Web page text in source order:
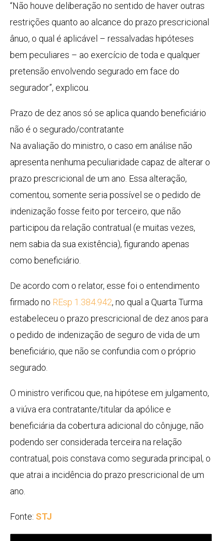
“Não houve deliberação no sentido de haver outras
restrições quanto ao alcance do prazo prescricional
ânuo, o qual é aplicável – ressalvadas hipóteses
bem peculiares – ao exercício de toda e qualquer
pretensão envolvendo segurado em face do
segurador”, explicou.
Prazo de dez anos só se aplica quando beneficiário
não é o segurado/contratante
Na avaliação do ministro, o caso em análise não
apresenta nenhuma peculiaridade capaz de alterar o
prazo prescricional de um ano. Essa alteração,
comentou, somente seria possível se o pedido de
indenização fosse feito por terceiro, que não
participou da relação contratual (e muitas vezes,
nem sabia da sua existência), figurando apenas
como beneficiário.
De acordo com o relator, esse foi o entendimento
firmado no REsp 1.384.942, no qual a Quarta Turma
estabeleceu o prazo prescricional de dez anos para
o pedido de indenização de seguro de vida de um
beneficiário, que não se confundia com o próprio
segurado.
O ministro verificou que, na hipótese em julgamento,
a viúva era contratante/titular da apólice e
beneficiária da cobertura adicional do cônjuge, não
podendo ser considerada terceira na relação
contratual, pois constava como segurada principal, o
que atrai a incidência do prazo prescricional de um
ano.
Fonte: STJ